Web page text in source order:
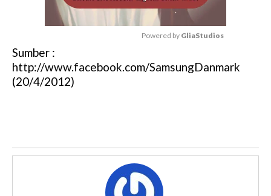
u
Powered by GliaStudios
Sumber :
http://www.facebook.com/SamsungDanmark
(20/4/2012)